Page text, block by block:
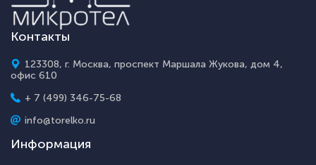
Контакты
123308, г. Москва, проспект Маршала Жукова, дом 4,
офис 610
+ 7 (499) 346-75-68
info@torelko.ru
Информация